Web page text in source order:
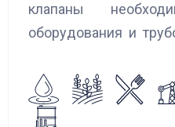
клапаны
оборудования и
сброса среды в